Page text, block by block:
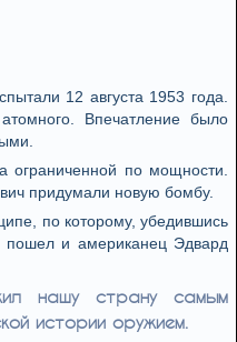
12 августа 1953 года.
Впечатление было
ограниченной по мощности.
придумали новую бомбу.
по которому, убедившись
пошел и американец Эдвард
нашу страну самым
истории оружием.